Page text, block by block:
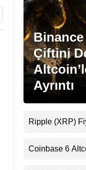
Çiftini
Ayrıntı
Ripple (XRP)
Uyarı
Coinbase 6